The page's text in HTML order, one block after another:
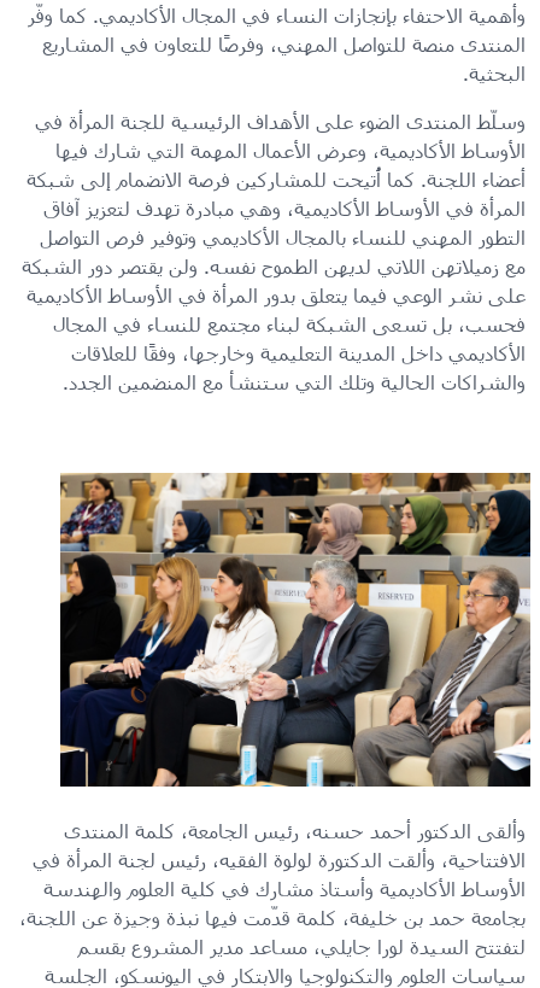
وأهمية الاحتفاء بإنجازات النساء في المجال الأكاديمي. كما وفّر
المنتدى منصة للتواصل المهني، وفرصًا للتعاون في المشاريع
البحثية.
وسلّط المنتدى الضوء على الأهداف الرئيسية للجنة المرأة في
الأوساط الأكاديمية، وعرض الأعمال المهمة التي شارك فيها
أعضاء اللجنة. كما أُتيحت للمشاركين فرصة الانضمام إلى شبكة
المرأة في الأوساط الأكاديمية، وهي مبادرة تهدف لتعزيز آفاق
التطور المهني للنساء بالمجال الأكاديمي وتوفير فرص التواصل
مع زميلاتهن اللاتي لديهن الطموح نفسه. ولن يقتصر دور الشبكة
على نشر الوعي فيما يتعلق بدور المرأة في الأوساط الأكاديمية
فحسب، بل تسعى الشبكة لبناء مجتمع للنساء في المجال
الأكاديمي داخل المدينة التعليمية وخارجها، وفقًا للعلاقات
والشراكات الحالية وتلك التي ستنشأ مع المنضمين الجدد.
وألقى الدكتور أحمد حسنه، رئيس الجامعة، كلمة المنتدى
الافتتاحية، وألقت الدكتورة لولوة الفقيه، رئيس لجنة المرأة في
الأوساط الأكاديمية وأستاذ مشارك في كلية العلوم والهندسة
بجامعة حمد بن خليفة، كلمة قدّمت فيها نبذة وجيزة عن اللجنة،
لتفتتح السيدة لورا جايلي، مساعد مدير المشروع بقسم
سياسات العلوم والتكنولوجيا والابتكار في اليونسكو، الجلسة